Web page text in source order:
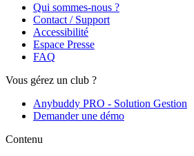
Qui sommes-nous ?
Contact / Support
Accessibilité
Espace Presse
FAQ
Vous gérez un club ?
Anybuddy PRO - Solution Gestion
Demander une démo
Contenu